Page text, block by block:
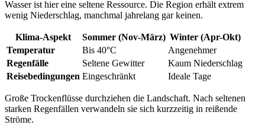
Wasser ist hier eine seltene Ressource. Die Region erhält extrem
wenig Niederschlag, manchmal jahrelang gar keinen.
Klima-Aspekt Sommer (Nov-März) Winter (Apr-Okt)
Temperatur
Bis 40°C
Angenehmer
Regenfälle
Seltene Gewitter
Kaum Niederschlag
Reisebedingungen Eingeschränkt Ideale Tage
Große Trockenflüsse durchziehen die Landschaft. Nach seltenen
starken Regenfällen verwandeln sie sich kurzzeitig in reißende
Ströme.